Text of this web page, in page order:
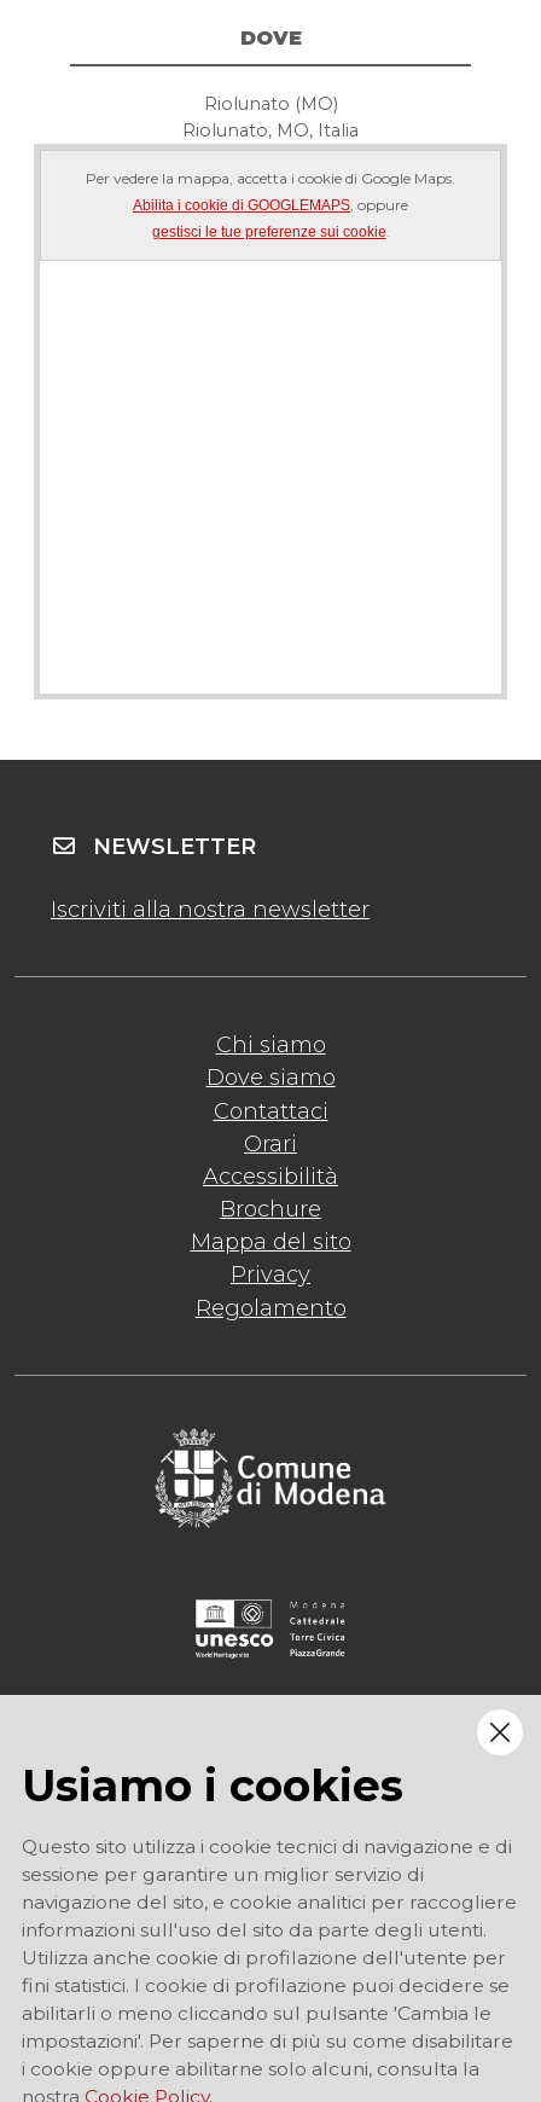
DOVE
Riolunato (MO)
Riolunato, MO, Italia
Per vedere la mappa, accetta i cookie di Google Maps.
Abilita i cookie di GOOGLEMAPS, oppure
gestisci le tue preferenze sui cookie.
Chi siamo
Dove siamo
Contattaci
Orari
Accessibilità
Brochure
Mappa del sito
Privacy
Regolamento
NEWSLETTER
Iscriviti alla nostra newsletter
Usiamo i cookies
Questo sito utilizza i cookie tecnici di navigazione e di
sessione per garantire un miglior servizio di
navigazione del sito, e cookie analitici per raccogliere
informazioni sull'uso del sito da parte degli utenti.
Utilizza anche cookie di profilazione dell'utente per
fini statistici. I cookie di profilazione puoi decidere se
abilitarli o meno cliccando sul pulsante 'Cambia le
impostazioni'. Per saperne di più su come disabilitare
i cookie oppure abilitarne solo alcuni, consulta la
nostra Cookie Policy.